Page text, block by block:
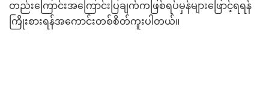
တည်းကြောင်းအကြောင်းပြချက်ကဖြစ်ရပ်မှန်များဖြောင့်ရရန်
ကြိုးစားရန်အကောင်းတစ်စိတ်ကူးပါတယ်။